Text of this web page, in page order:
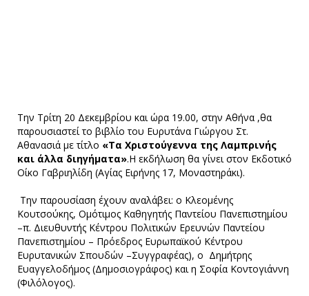
Την Τρίτη 20 Δεκεμβρίου και ώρα 19.00, στην Αθήνα ,θα
παρουσιαστεί το βιβλίο του Ευρυτάνα Γιώργου Στ.
Αθανασιά με τίτλο «Τα Χριστούγεννα της Λαμπρινής
και άλλα διηγήματα».Η εκδήλωση θα γίνει στον Εκδοτικό
Οίκο Γαβριηλίδη (Αγίας Ειρήνης 17, Μοναστηράκι).
Την παρουσίαση έχουν αναλάβει: ο Κλεομένης
Κουτσούκης, Ομότιμος Καθηγητής Παντείου Πανεπιστημίου
–π. Διευθυντής Κέντρου Πολιτικών Ερευνών Παντείου
Πανεπιστημίου – Πρόεδρος Ευρωπαϊκού Κέντρου
Ευρυτανικών Σπουδών –Συγγραφέας), ο Δημήτρης
Ευαγγελοδήμος (Δημοσιογράφος) και η Σοφία Κοντογιάννη
(Φιλόλογος).